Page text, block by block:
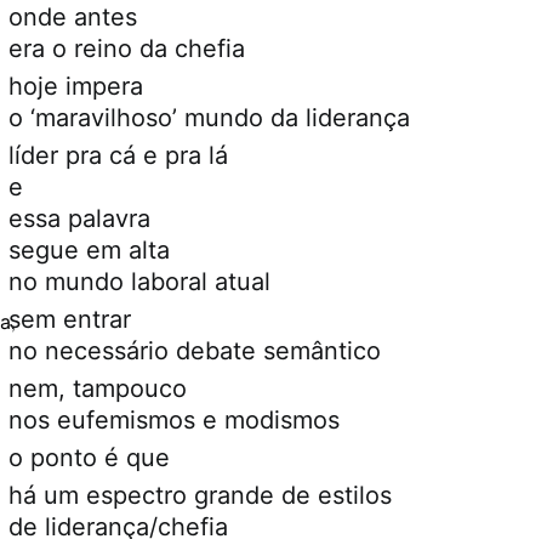
,
onde antes
era o reino da chefia
hoje impera
o ‘maravilhoso’ mundo da liderança
líder pra cá e pra lá
e
essa palavra
segue em alta
no mundo laboral atual
sem entrar
no necessário debate semântico
nem, tampouco
nos eufemismos e modismos
o ponto é que
há um espectro grande de estilos
de liderança/chefia